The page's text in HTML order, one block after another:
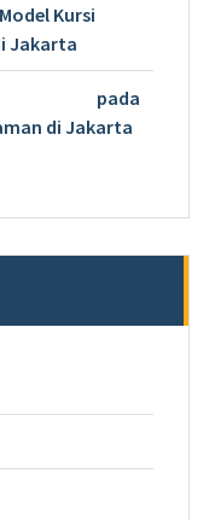
Kursi
Jakarta
pada
di Jakarta